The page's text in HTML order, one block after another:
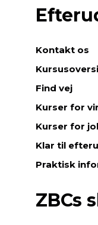
Kontakt os
Find vej
Kurser for
Kurser for
Klar til
Praktisk
ZBCs